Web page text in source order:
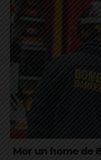
Mor un home de